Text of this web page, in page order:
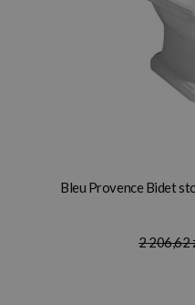
Bleu Provence Bidet
2 206,62